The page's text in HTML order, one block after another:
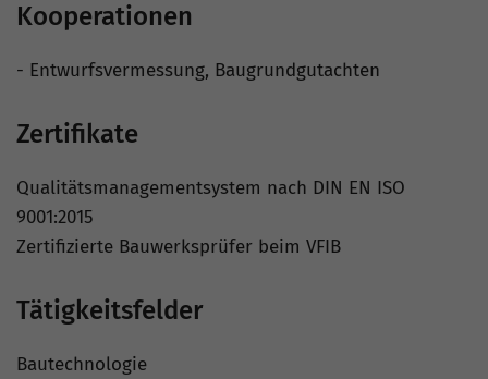
Kooperationen
- Entwurfsvermessung, Baugrundgutachten
Zertifikate
Qualitätsmanagementsystem nach DIN EN ISO
9001:2015
Zertifizierte Bauwerksprüfer beim VFIB
Tätigkeitsfelder
Bautechnologie